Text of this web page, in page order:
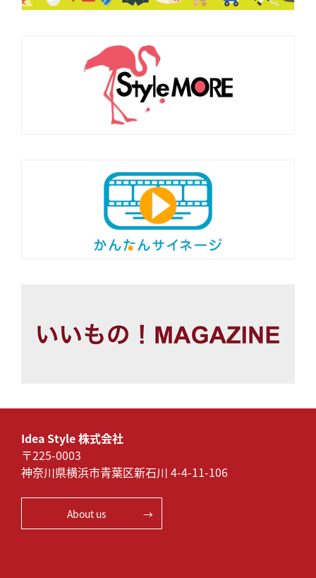
Idea Style 株式会社
〒225-0003
神奈川県横浜市青葉区新石川 4-4-11-106
About us →